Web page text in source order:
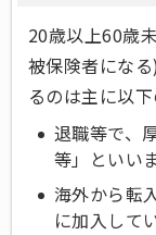
20歳以上60歳
被保険者にな
るのは主に以下
退職等で、
等」といい
海外から転
に加入して